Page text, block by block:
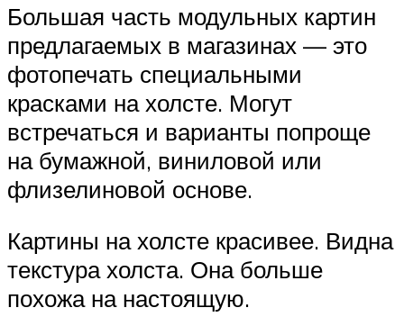
Большая часть модульных картин
предлагаемых в магазинах — это
фотопечать специальными
красками на холсте. Могут
встречаться и варианты попроще
на бумажной, виниловой или
флизелиновой основе.
Картины на холсте красивее. Видна
текстура холста. Она больше
похожа на настоящую.